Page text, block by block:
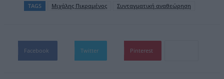
TAGS Μιχάλης Πικραμένος Συνταγματική αναθεώρηση
Facebook Twitter Pinterest